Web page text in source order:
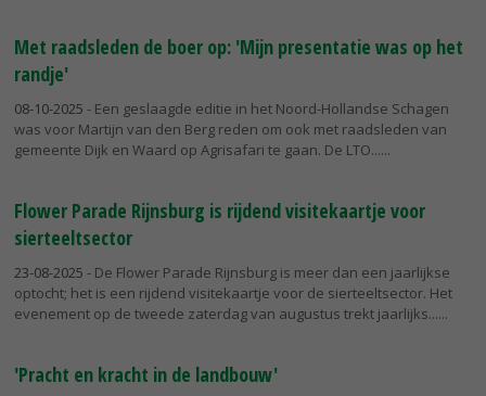
Met raadsleden de boer op: 'Mijn presentatie was op het
randje'
08-10-2025 - Een geslaagde editie in het Noord-Hollandse Schagen
was voor Martijn van den Berg reden om ook met raadsleden van
gemeente Dijk en Waard op Agrisafari te gaan. De LTO...
Flower Parade Rijnsburg is rijdend visitekaartje voor
sierteeltsector
23-08-2025 - De Flower Parade Rijnsburg is meer dan een jaarlijkse
optocht; het is een rijdend visitekaartje voor de sierteeltsector. Het
evenement op de tweede zaterdag van augustus trekt jaarlijks...
'Pracht en kracht in de landbouw'